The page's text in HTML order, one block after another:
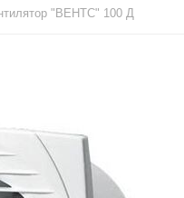
"ВЕНТС" 100 Д